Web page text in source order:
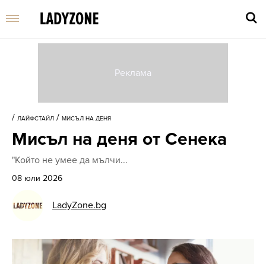
/ ЛАЙФСТАЙЛ / МИСЪЛ НА ДЕНЯ
Мисъл на деня от Сенека
"Който не умее да мълчи...
08 юли 2026
LadyZone.bg